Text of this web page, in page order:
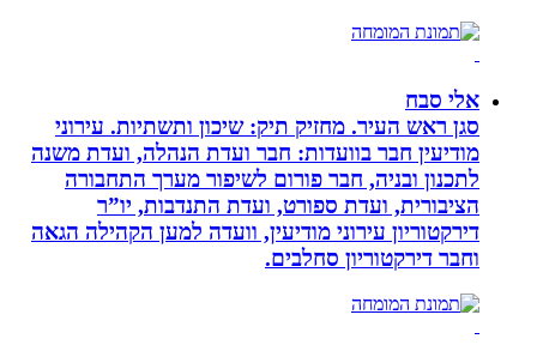
אלי סבח
סגן ראש העיר. מחזיק תיק: שיכון ותשתיות. עירוני
מודיעין חבר בוועדות: חבר ועדת הנהלה, ועדת משנה
לתכנון ובניה, חבר פורום לשיפור מערך התחבורה
הציבורית, ועדת ספורט, ועדת התנדבות, יו”ר
דירקטוריון עירוני מודיעין, וועדה למען הקהילה הגאה
וחבר דירקטוריון סחלבים.